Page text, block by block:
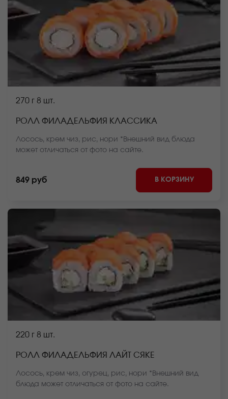
270 г 8 шт.
РОЛЛ ФИЛАДЕЛЬФИЯ КЛАССИКА
Лосось, крем чиз, рис, нори *Внешний вид блюда
может отличаться от фото на сайте.
849 руб В КОРЗИНУ
220 г 8 шт.
РОЛЛ ФИЛАДЕЛЬФИЯ ЛАЙТ СЯКЕ
Лосось, крем чиз, огурец, рис, нори *Внешний вид
блюда может отличаться от фото на сайте.